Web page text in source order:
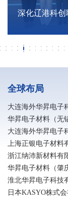
深耕硬核科创
经理亮相“海
术经理人专项
亮相夏季达沃
《大连，凭实
深耕科创联通
会期间胡志
深化辽港科
外华昇座谈交
《向新而进
《大连民营
《落子未来：
《MLCC需求
重量级ASIC
日头条》
上交会聚焦新
筑牢安全防
向阳而昇 跑
筑牢安全防
《电子｜AI
海外华昇应邀
研学深耕结硕
破解转型难题
ERT培训内容
海外华昇参加
海外华昇荣获
海外华昇受邀
《2026年中
国电子元件
海外华昇亮相
全球首个！电
辽宁省政府发
海外华昇
寻梦华昇 职
银企同心谋
华昇考察交流
校企协同聚
转载《辽宁日
春风如你 熠
广发银行大连
海外华昇考
量发展
转载《辽宁
项冠军
电子浆料生
大连海外华昇
合作共筑高
键原材料自主
招行大连分
转载《大连日
凝心聚力启新
区纪委和区工
海外华昇受邀
全球布局
大连海外华昇电子
华昇电子材料（无
大连海外华昇电子
上海正银电子材料
浙江纳沛新材料有
华昇电子材料（肇
淮北华昇电子科技
日本KASYO株式会